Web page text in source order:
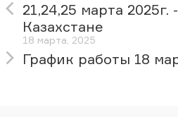
21,24,25 марта
Казахстане
18 марта, 2025
График работы 18